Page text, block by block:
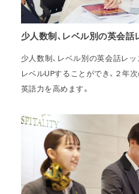
少人数制、レベル別の英会話
少人数制、レベル別の英会話レ
レベルUPすることができ、２年
英語力を高めます。